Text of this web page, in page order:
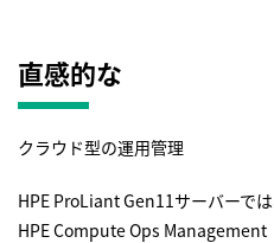
直感的な
クラウド型の運用管理
HPE ProLiant Gen11サーバーで
HPE Compute Ops Management